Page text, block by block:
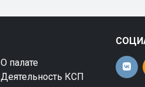
О палате
Деятельность КСП